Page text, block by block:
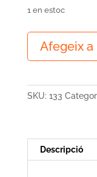
1 en estoc
LIGHT
Afegeix
SKU: 133
Descripció